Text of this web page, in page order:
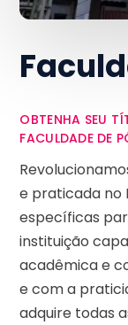
OBTENHA SEU
FACULDADE DE
e praticada no
específicas
instituição
acadêmica e
e com a
adquire todas